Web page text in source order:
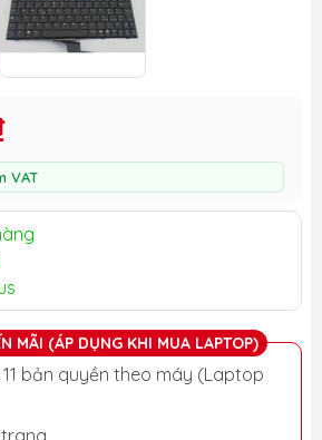
VAT
MÃI (ÁP DỤNG KHI MUA LAPTOP)
bản quyền theo máy (Laptop